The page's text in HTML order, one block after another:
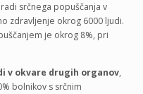
srčnega popuščanja v
zdravljenje okrog 6000 ljudi.
je okrog 8%, pri
v okvare drugih organov,
bolnikov s srčnim